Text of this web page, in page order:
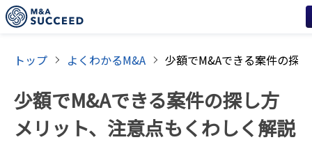
トップ よくわかるM&A
少額でM&Aできる案件の探し方
メリット、注意点もくわしく解説